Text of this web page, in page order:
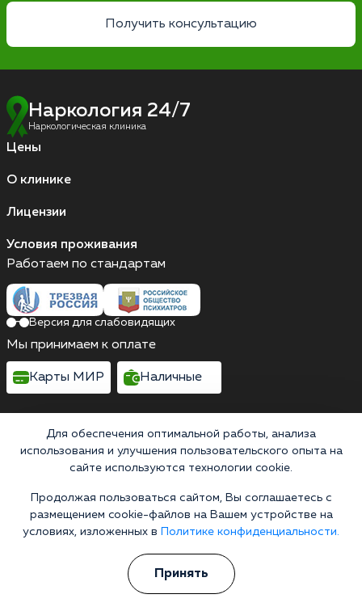
Получить консультацию
Наркология 24/7
Наркологическая клиника
Цены
О клинике
Лицензии
Условия проживания
Выездные бригады работают круглосуточно
Россия, Московская область, Боброво,
Крымская улица, 21к1
Выездные бригады работают круглосуточно
Горячая линия 24/7
+7 (495) 128-09-18
8 (800) 200-38-19
Работаем по стандартам
Версия для слабовидящих
Мы принимаем к оплате
Карты МИР Наличные
Для обеспечения оптимальной работы, анализа
использования и улучшения пользовательского опыта на
сайте используются технологии cookie.
Продолжая пользоваться сайтом, Вы соглашаетесь с
размещением cookie-файлов на Вашем устройстве на
условиях, изложенных в
Политике конфиденциальности.
Принять